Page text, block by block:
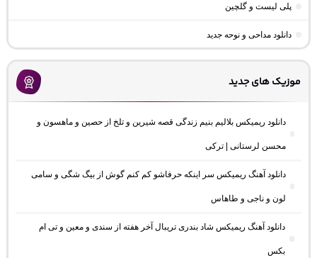
پلی لیست و گلچین
دانلود مداحی و نوحه جدید
موزیک های جدید
دانلود ریمیکس بلالیم بنیم زندگی قصه شیرین و تلخ از حصین و ماهسون و
محسن لرستانی | ترکی
دانلود آهنگ ریمیکس سر اینکه حرفاشو کم کنم گوش از بیگ شگی و سامی
لون و ناجی و طاهاس
دانلود آهنگ ریمیکس شاد بندری تریبال آخر هفته از سندی و معین و تی ام
بکس